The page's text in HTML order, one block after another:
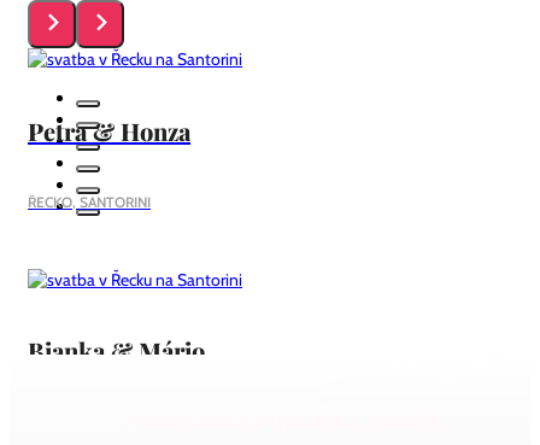
Petra & Honza
ŘECKO, SANTORINI
Bianka & Mário